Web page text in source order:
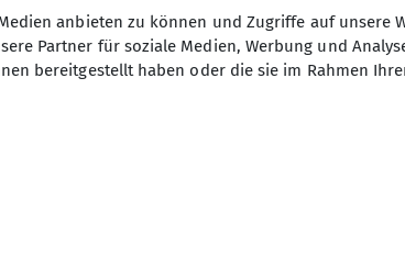
© OpenStreetMap
anbieten zu können und Zugriffe auf unsere
Partner für soziale Medien, Werbung und
bereitgestellt haben oder die sie im Rahmen